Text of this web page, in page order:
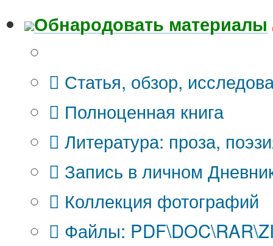
Обнародовать материалы
Статья, обзор,
Полноценная книга
Литература: проза,
Запись в личном
Коллекция фотографий
Файлы: